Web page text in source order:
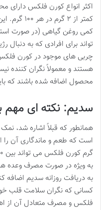
اکثر انواع کورن فلکس دارای
کمتر از ۲
کمی روغن گیاهی (در صورت
تواند برای افرادی که به
چربی های موجود در کورن
هستند و معمولاً نگران کننده
محصول اضافه شده باشند که
سدیم: نکته ای مهم
همانطور که قبلاً اشاره شد،
به ویژه در صورت مصرف وعده
به دریافت روزانه سدیم اضافه
کسانی که نگران سلامت قلب
فلکس و مصرف متعادل آن از